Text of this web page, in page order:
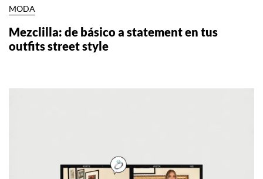
MODA
Mezclilla: de básico a statement en tus
outfits street style